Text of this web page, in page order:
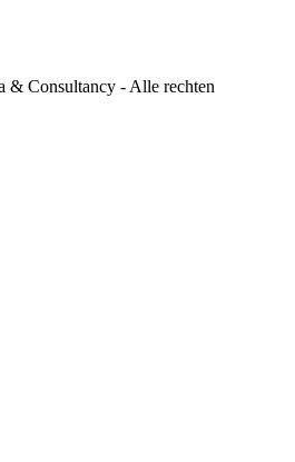
Consultancy - Alle rechten